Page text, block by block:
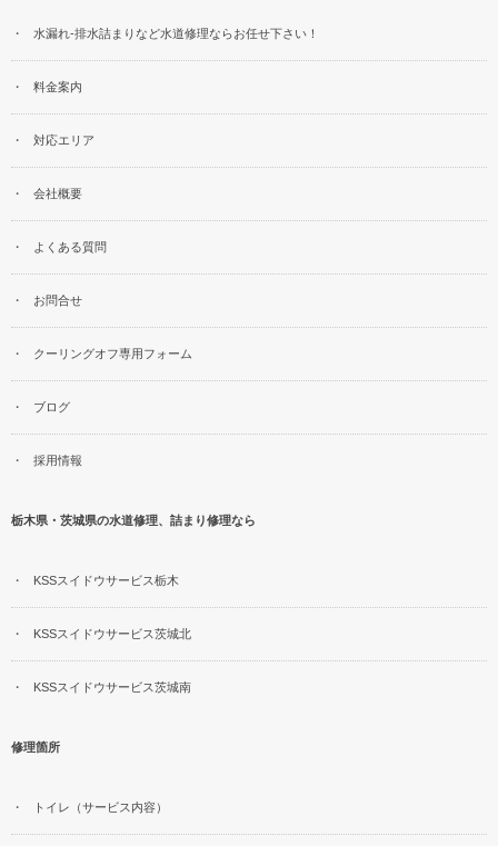
水漏れ-排水詰まりなど水道修理ならお任せ下さい！
料金案内
対応エリア
会社概要
よくある質問
お問合せ
クーリングオフ専用フォーム
ブログ
採用情報
栃木県・茨城県の水道修理、詰まり修理なら
KSSスイドウサービス栃木
KSSスイドウサービス茨城北
KSSスイドウサービス茨城南
修理箇所
トイレ（サービス内容）